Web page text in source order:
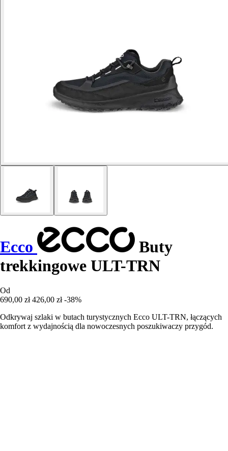
Ecco
Buty
trekkingowe ULT-TRN
Od
690,00 zł 426,00 zł -38%
Odkrywaj szlaki w butach turystycznych Ecco ULT-TRN, łączących
komfort z wydajnością dla nowoczesnych poszukiwaczy przygód.